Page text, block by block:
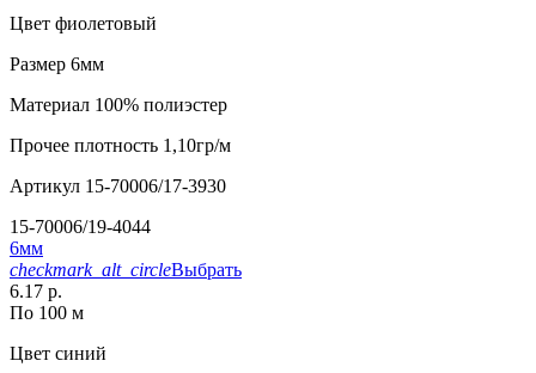
Цвет фиолетовый
Размер 6мм
Материал 100% полиэстер
Прочее плотность 1,10гр/м
Артикул 15-70006/17-3930
15-70006/19-4044
6мм
checkmark_alt_circleВыбрать
6.17 р.
По 100 м
Цвет синий